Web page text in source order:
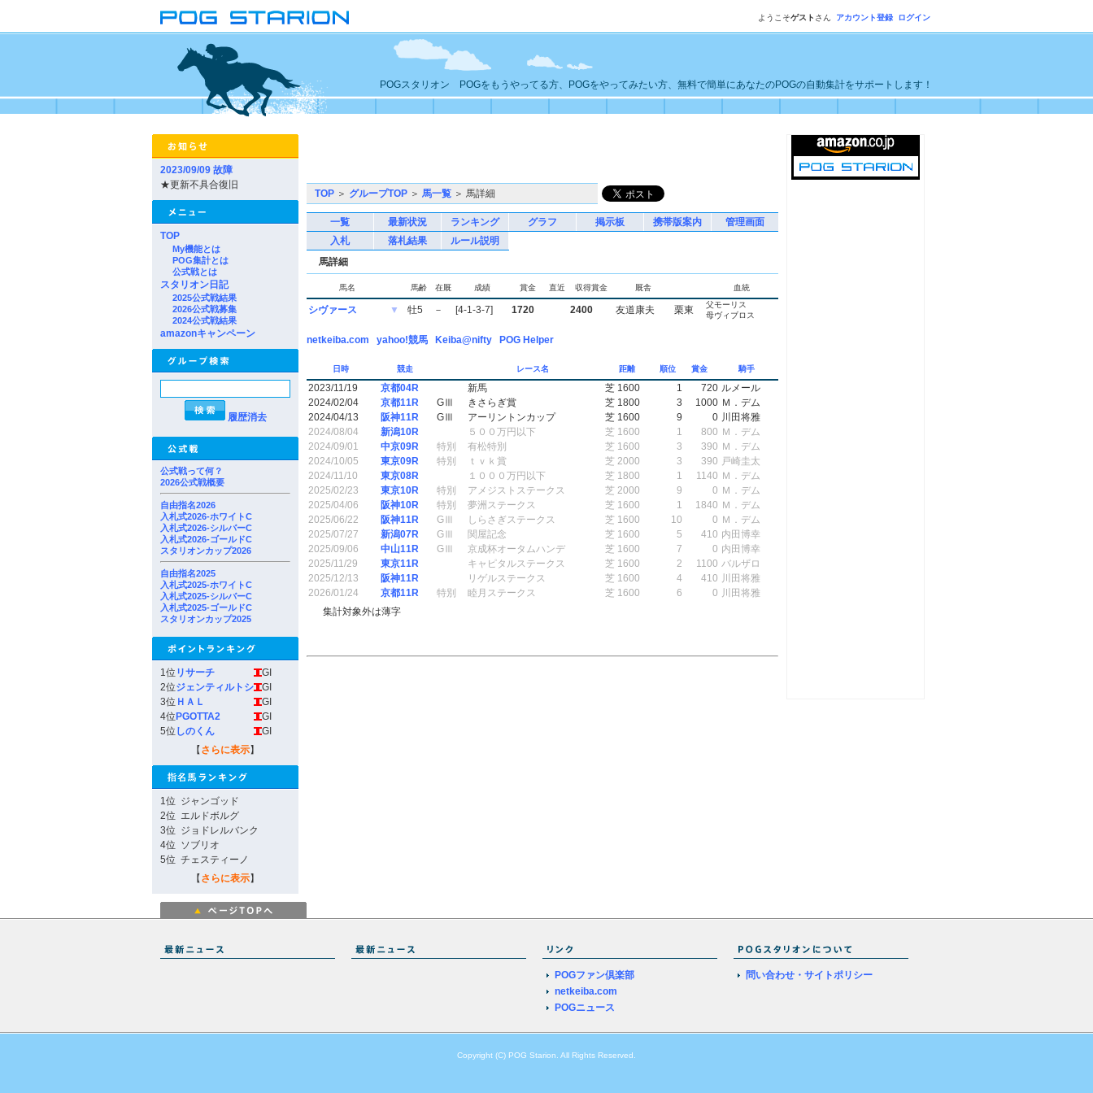
ようこそゲスト さん アカウント登録 ログイン
POGスタリオン POGをもうやってる方、POGをやってみたい方、無料で簡単にあなたのPOGの自動集計をサポートします！
2023/09/09 故障
★更新不具合復旧
TOP
My機能とは
POG集計とは
公式戦とは
スタリオン日記
2025公式戦結果
2026公式戦募集
2024公式戦結果
amazonキャンペーン
履歴消去
公式戦って何？
2026公式戦概要
自由指名2026
入札式2026-ホワイトC
入札式2026-シルバーC
入札式2026-ゴールドC
スタリオンカップ2026
自由指名2025
入札式2025-ホワイトC
入札式2025-シルバーC
入札式2025-ゴールドC
スタリオンカップ2025
1位 リサーチ
GI
2位ジェンティルトシ
GI
3位 ＨＡＬ
GI
4位 PGOTTA2
GI
5位 しのくん
GI
【 さらに表示】
1位 ジャンゴッド
2位 エルドボルグ
3位 ジョドレルバンク
4位 ソブリオ
5位 チェスティーノ
【 さらに表示】
TOP ＞ グループTOP ＞ 馬一覧 ＞ 馬詳細
一覧 最新状況 ランキング グラフ 掲示板 携帯版案内
管理画面
入札
落札結果
ルール説明
馬詳細
馬名 馬齢 在厩 成績 賞金 直近 収得賞金 厩舎 血統
シヴァース ▼ 牡5 － [4-1-3-7] 1720 2400 友道康夫 栗東
父モーリス
母ヴィブロス
netkeiba.com yahoo!競馬 Keiba@nifty POG Helper
日時 競走 レース名 距離 順位 賞金 騎手
2023/11/19 京都04R 新馬 芝 1600 1 720 ルメール
2024/02/04
京都11R GⅢ きさらぎ賞 芝 1800 3 1000 Ｍ．デム
2024/04/13
阪神11R GⅢ アーリントンカップ 芝 1600 9 0 川田将雅
2024/08/04
新潟10R ５００万円以下 芝 1600 1 800 Ｍ．デム
2024/09/01
中京09R 特別 有松特別 芝 1600 3 390 Ｍ．デム
2024/10/05
東京09R 特別 ｔｖｋ賞 芝 2000 3 390 戸崎圭太
2024/11/10
東京08R １０００万円以下 芝 1800 1 1140 Ｍ．デム
2025/02/23
東京10R 特別 アメジストステークス 芝 2000 9 0 Ｍ．デム
2025/04/06
阪神10R 特別 夢洲ステークス 芝 1600 1 1840 Ｍ．デム
2025/06/22
阪神11R GⅢ しらさぎステークス 芝 1600 10 0 Ｍ．デム
2025/07/27
新潟07R GⅢ 関屋記念 芝 1600 5 410 内田博幸
2025/09/06
中山11R GⅢ 京成杯オータムハンデ 芝 1600 7 0 内田博幸
2025/11/29
東京11R キャピタルステークス 芝 1600 2 1100 バルザロ
2025/12/13
阪神11R リゲルステークス 芝 1600 4 410 川田将雅
2026/01/24
京都11R 特別 睦月ステークス 芝 1600 6 0 川田将雅
集計対象外は薄字
POGファン倶楽部
netkeiba.com
POGニュース
問い合わせ・サイトポリシー
Copyright (C) POG Starion. All Rights Reserved.